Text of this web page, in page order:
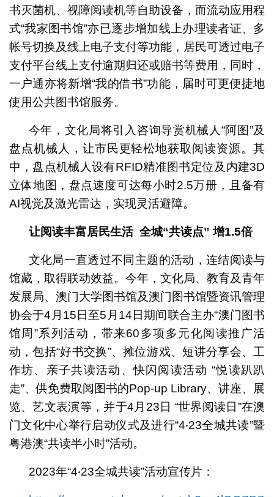
书灭菌机、视障阅读机等自助设备，而流动应用程
式“我家图书馆”亦已逐步增加线上办理读者证、多
帐号切换及线上电子支付等功能，居民可透过电子
支付平台线上支付逾期归还或赔书等费用，同时，
一户通亦将新增“我的借书”功能，届时可更便捷地
使用公共图书馆服务。
今年，文化局将引入咨询导赏机械人“阿图”及
盘点机械人，让市民更轻松地获取阅读资源。其
中，盘点机械人设有RFID精准图书定位及内建3D
立体地图，盘点速度可达每小时2.5万册，且备有
AI视觉及激光雷达，实现灵活避障。
让阅读丰富居民生活 全城“共读点” 增1.5倍
文化局一直透过不同主题的活动，连结阅读与
馆藏，取得联动效益。今年，文化局、教育及青年
发展局、澳门大学图书馆及澳门图书馆暨资讯管理
协会于4月15日至5月14日期间联合主办“澳门图书
馆周”系列活动，带来60多项多元化阅读推广活
动，包括“好书交换”、摊位游戏、短讲分享会、工
作坊、亲子共读活动、快闪阅读活动 “悦读趴趴
走”、供免费取阅图书的Pop-up Library、讲座、展
览、艺文表演等，并于4月23日 “世界阅读日”在澳
门文化中心举行启动仪式及进行“4‧23全城共读”暨
粤港澳“共读半小时”活动。
2023年“4‧23全城共读”活动宣传片：